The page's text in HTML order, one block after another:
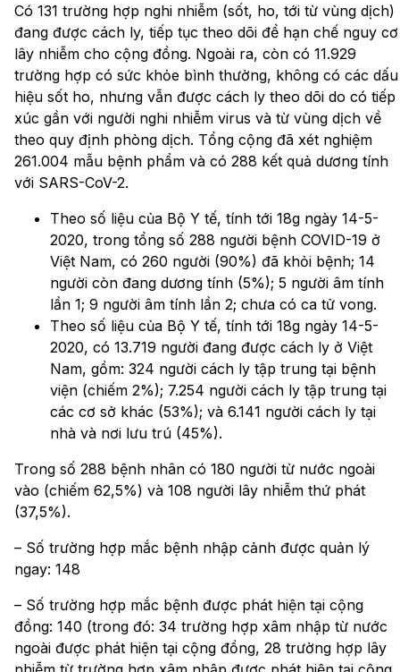
Có 131 trường hợp nghi nhiễm (sốt, ho, tới từ vùng dịch)
đang được cách ly, tiếp tục theo dõi để hạn chế nguy cơ
lây nhiễm cho cộng đồng. Ngoài ra, còn có 11.929
trường hợp có sức khỏe bình thường, không có các dấu
hiệu sốt ho, nhưng vẫn được cách ly theo dõi do có tiếp
xúc gần với người nghi nhiễm virus và từ vùng dịch về
theo quy định phòng dịch. Tổng cộng đã xét nghiệm
261.004 mẫu bệnh phẩm và có 288 kết quả dương tính
với SARS-CoV-2.
Theo số liệu của Bộ Y tế, tính tới 18g ngày 14-5-
2020, trong tổng số 288 người bệnh COVID-19 ở
Việt Nam, có 260 người (90%) đã khỏi bệnh; 14
người còn đang dương tính (5%); 5 người âm tính
lần 1; 9 người âm tính lần 2; chưa có ca tử vong.
Theo số liệu của Bộ Y tế, tính tới 18g ngày 14-5-
2020, có 13.719 người đang được cách ly ở Việt
Nam, gồm: 324 người cách ly tập trung tại bệnh
viện (chiếm 2%); 7.254 người cách ly tập trung tại
các cơ sở khác (53%); và 6.141 người cách ly tại
nhà và nơi lưu trú (45%).
Trong số 288 bệnh nhân có 180 người từ nước ngoài
vào (chiếm 62,5%) và 108 người lây nhiễm thứ phát
(37,5%).
– Số trường hợp mắc bệnh nhập cảnh được quản lý
ngay: 148
– Số trường hợp mắc bệnh được phát hiện tại cộng
đồng: 140 (trong đó: 34 trường hợp xâm nhập từ nước
ngoài được phát hiện tại cộng đồng, 28 trường hợp lây